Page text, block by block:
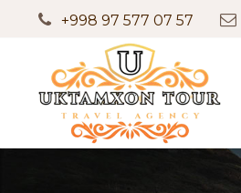
+998 97 577 07 57